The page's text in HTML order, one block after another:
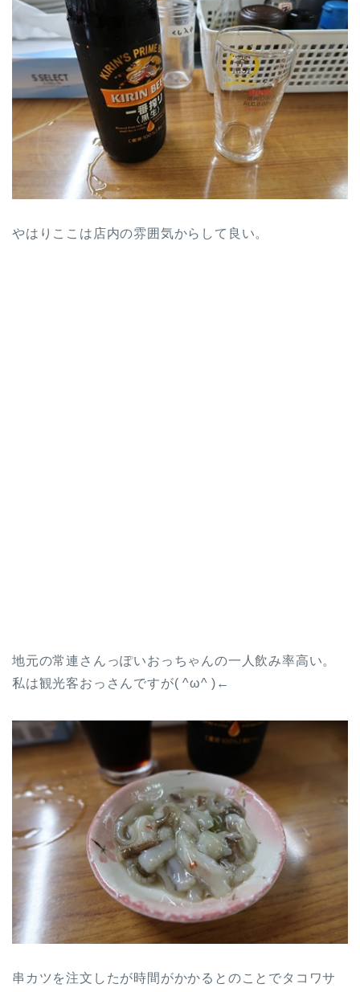
やはりここは店内の雰囲気からして良い。
地元の常連さんっぽいおっちゃんの一人飲み率高い。
私は観光客おっさんですが( ^ω^ )←
串カツを注文したが時間がかかるとのことでタコワサ